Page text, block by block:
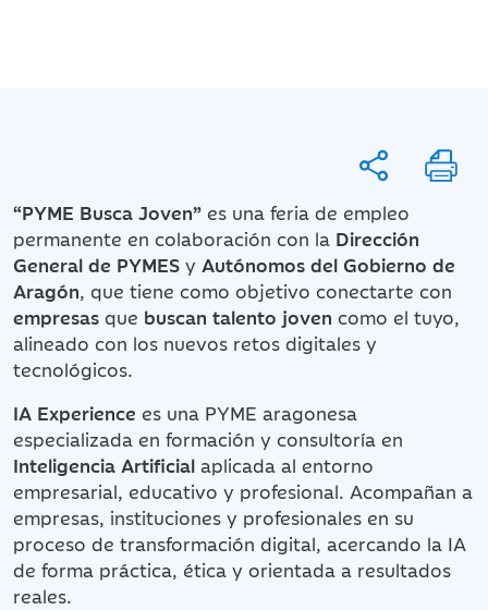
“PYME Busca Joven” es una feria de empleo
permanente en colaboración con la Dirección
General de PYMES y Autónomos del Gobierno de
Aragón, que tiene como objetivo conectarte con
empresas que buscan talento joven como el tuyo,
alineado con los nuevos retos digitales y
tecnológicos.
IA Experience es una PYME aragonesa
especializada en formación y consultoría en
Inteligencia Artificial aplicada al entorno
empresarial, educativo y profesional. Acompañan a
empresas, instituciones y profesionales en su
proceso de transformación digital, acercando la IA
de forma práctica, ética y orientada a resultados
reales.